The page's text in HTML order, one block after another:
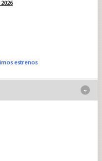
estrenos